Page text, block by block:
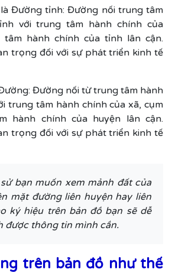
Đường tỉnh: Đường nối trung tâm
với trung tâm hành chính của
tâm hành chính của tỉnh lân cận.
trọng đối với sự phát triển kinh tế
Đường nối từ trung tâm hành
trung tâm hành chính của xã, cụm
hành chính của huyện lân cận.
trọng đối với sự phát triển kinh tế
bạn muốn xem mảnh đất của
mặt đường liên huyện hay liên
ký hiệu trên bản đồ bạn sẽ dễ
được thông tin mình cần.
trên bản đồ như thế